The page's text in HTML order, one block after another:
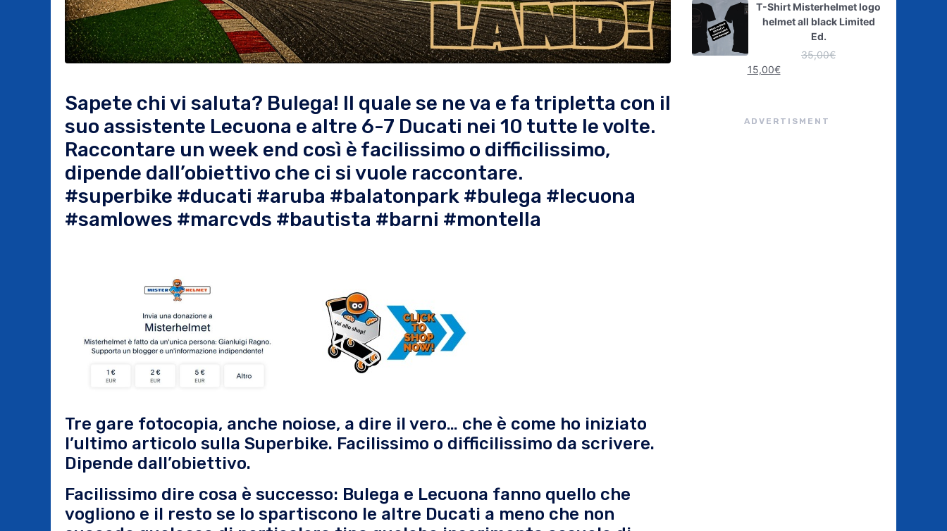
Sapete chi vi saluta? Bulega! Il quale se ne va e fa tripletta con il
suo assistente Lecuona e altre 6-7 Ducati nei 10 tutte le volte.
Raccontare un week end così è facilissimo o difficilissimo,
dipende dall’obiettivo che ci si vuole raccontare.
#superbike #ducati #aruba #balatonpark #bulega #lecuona
#samlowes #marcvds #bautista #barni #montella
Tre gare fotocopia, anche noiose, a dire il vero… che è come ho iniziato
l’ultimo articolo sulla Superbike. Facilissimo o difficilissimo da scrivere.
Dipende dall’obiettivo.
Facilissimo dire cosa è successo: Bulega e Lecuona fanno quello che
vogliono e il resto se lo spartiscono le altre Ducati a meno che non
T-Shirt Misterhelmet logo
helmet all black Limited
Ed.
35,00€
15,00€
ADVERTISMENT